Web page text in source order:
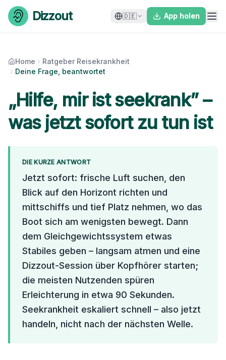
Skip to content
Dizzout 🇩🇪 App holen
Home
Ratgeber Reisekrankheit
Deine Frage, beantwortet
„Hilfe, mir ist seekrank” –
was jetzt sofort zu tun ist
DIE KURZE ANTWORT
Jetzt sofort: frische Luft suchen, den
Blick auf den Horizont richten und
mittschiffs und tief Platz nehmen, wo das
Boot sich am wenigsten bewegt. Dann
dem Gleichgewichtssystem etwas
Stabiles geben – langsam atmen und eine
Dizzout-Session über Kopfhörer starten;
die meisten Nutzenden spüren
Erleichterung in etwa 90 Sekunden.
Seekrankheit eskaliert schnell – also jetzt
handeln, nicht nach der nächsten Welle.